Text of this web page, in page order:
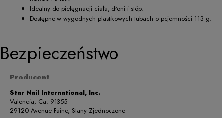
Idealny do pielęgnacji ciała, dłoni i stóp.
Dostępne w wygodnych plastikowych tubach o pojemności 113 g.
Bezpieczeństwo
Producent
Star Nail International, Inc.
Valencia, Ca. 91355
29120 Avenue Paine, Stany Zjednoczone